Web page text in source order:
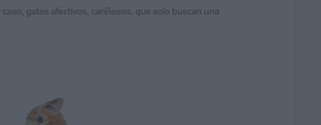
gatos afectivos, cariñosos, que solo buscan una